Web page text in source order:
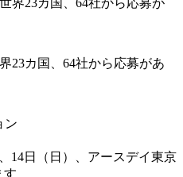
23カ国、64社から応募があ
ン